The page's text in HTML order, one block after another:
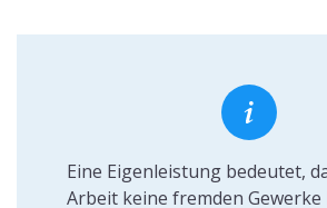
Eine Eigenleistung bedeutet,
Arbeit keine fremden